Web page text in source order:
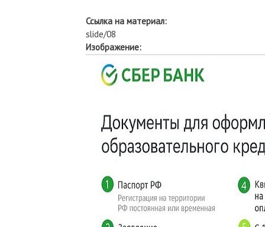
Ссылка на материал:
slide/08
Изображение: